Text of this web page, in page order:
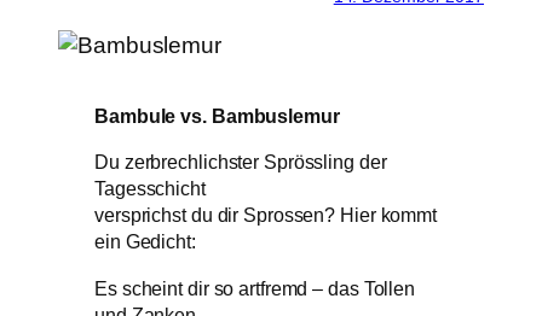
Bambule vs. Bambuslemur
Du zerbrechlichster Sprössling der
Tagesschicht
versprichst du dir Sprossen? Hier kommt
ein Gedicht:
Es scheint dir so artfremd – das Tollen